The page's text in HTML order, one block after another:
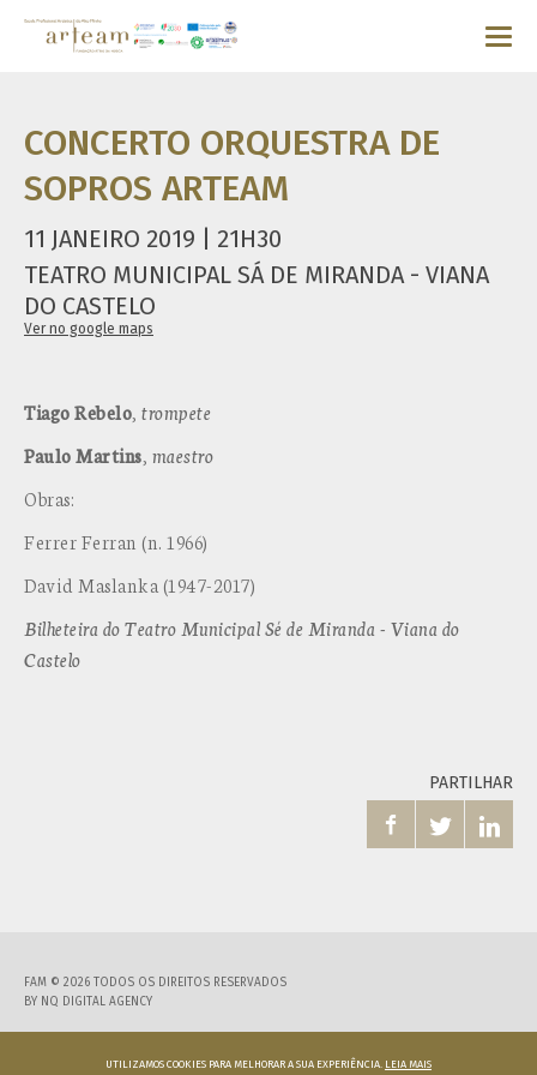
CONCERTO ORQUESTRA DE
SOPROS ARTEAM
11 JANEIRO 2019 | 21H30
TEATRO MUNICIPAL SÁ DE MIRANDA - VIANA
DO CASTELO
Ver no google maps
Tiago Rebelo, trompete
Paulo Martins, maestro
Obras:
Ferrer Ferran (n. 1966)
David Maslanka (1947-2017)
Bilheteira do Teatro Municipal Sé de Miranda - Viana do
Castelo
PARTILHAR
  
FAM © 2026 TODOS OS DIREITOS RESERVADOS
BY NQ DIGITAL AGENCY
UTILIZAMOS COOKIES PARA MELHORAR A SUA EXPERIÊNCIA. LEIA MAIS